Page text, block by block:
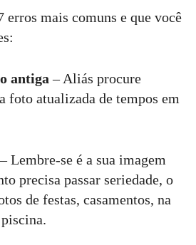
erros mais comuns e que você
antiga – Aliás procure
foto atualizada de tempos em
– Lembre-se é a sua imagem
precisa passar seriedade, o
de festas, casamentos, na